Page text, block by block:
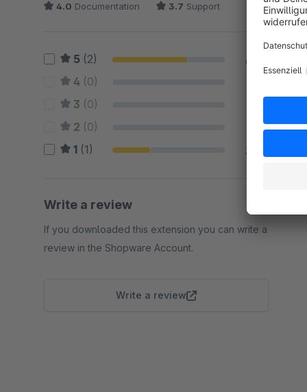
4.0 Documentation 3.7 Support
5 (2) 67 %
4 (0)
3 (0)
2 (0) 0 %
1 (1) 33 %
Write a review
If you downloaded this extension you can write a
review in the Shopware Account.
Write a review